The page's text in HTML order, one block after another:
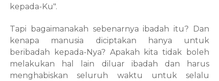
kepada-Ku".
Tapi bagaimanakah sebenarnya ibadah itu? Dan
kenapa manusia diciptakan hanya untuk
beribadah kepada-Nya? Apakah kita tidak boleh
melakukan hal lain diluar ibadah dan harus
menghabiskan seluruh waktu untuk selalu